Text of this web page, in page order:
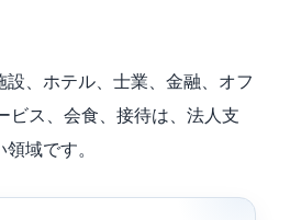
、ホテル、士業、金融、オフ
ビス、会食、接待は、法人支
域です。